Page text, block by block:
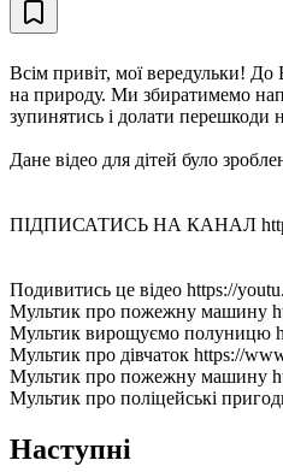
Всім привіт, мої вередульки! До
на природу. Ми збиратимемо
зупинятись і долати перешкоди
Дане відео для дітей було
ПІДПИСАТИСЬ НА КАНАЛ https://
Подивитись це відео https://
Мультик про пожежну машину
Мультик вирощуємо полуницю
Мультик про дівчаток https://
Мультик про пожежну машину
Мультик про поліцейські
Наступні